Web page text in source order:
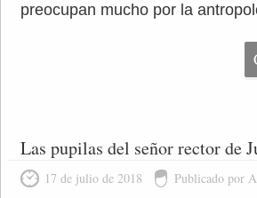
preocupan mucho por la
Las pupilas del señor rector de
17 de julio de 2018 Publicado por